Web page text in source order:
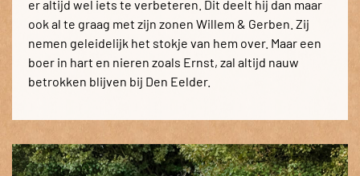
er altijd wel iets te verbeteren. Dit deelt hij dan maar
ook al te graag met zijn zonen Willem & Gerben. Zij
nemen geleidelijk het stokje van hem over. Maar een
boer in hart en nieren zoals Ernst, zal altijd nauw
betrokken blijven bij Den Eelder.